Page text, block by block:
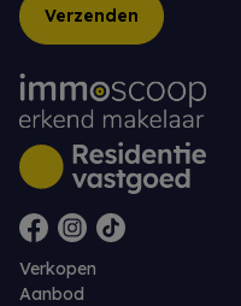
Verzenden
Verkopen
Aanbod